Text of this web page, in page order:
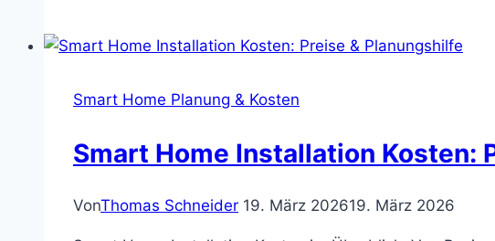
Home:
Smart Home Planung & Kosten
Smart Home Installation Kosten:
VonThomas Schneider 19. März 202619. März 2026